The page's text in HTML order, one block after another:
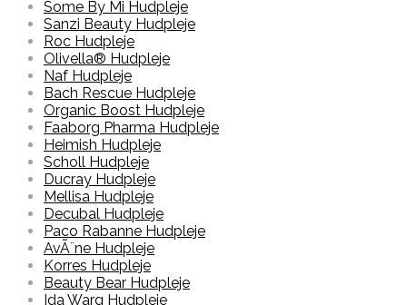
Some By Mi Hudpleje
Sanzi Beauty Hudpleje
Roc Hudpleje
Olivella® Hudpleje
Naf Hudpleje
Bach Rescue Hudpleje
Organic Boost Hudpleje
Faaborg Pharma Hudpleje
Heimish Hudpleje
Scholl Hudpleje
Ducray Hudpleje
Mellisa Hudpleje
Decubal Hudpleje
Paco Rabanne Hudpleje
AvÃ¨ne Hudpleje
Korres Hudpleje
Beauty Bear Hudpleje
Ida Warg Hudpleje